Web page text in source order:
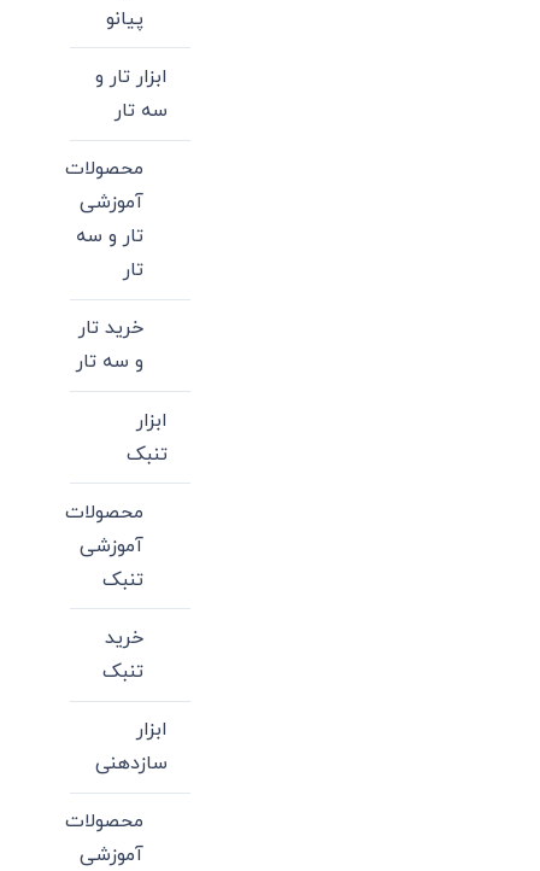
پیانو
ابزار تار و
سه تار
محصولات
آموزشی
تار و سه
تار
خرید تار
و سه تار
ابزار
تنبک
محصولات
آموزشی
تنبک
خرید
تنبک
ابزار
سازدهنی
محصولات
آموزشی